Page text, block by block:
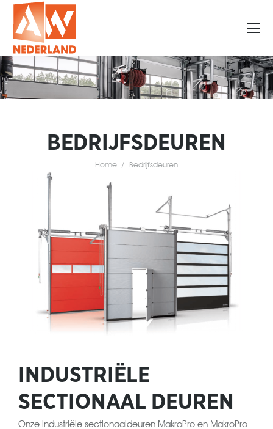
BEDRIJFSDEUREN
Je bent hier:
Home Bedrijfsdeuren
INDUSTRIËLE
SECTIONAAL DEUREN
Onze industriële sectionaaldeuren MakroPro en MakroPro